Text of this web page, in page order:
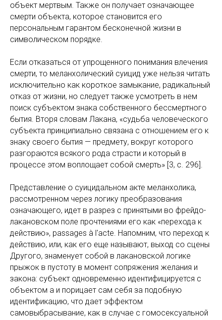
объект мертвым. Также он получает означающее
смерти объекта, которое становится его
персональным гарантом бесконечной жизни в
символическом порядке.
Если отказаться от упрощенного понимания влечения
смерти, то меланхолический суицид уже нельзя читать
исключительно как короткое замыкание, радикальный
отказ от жизни, но следует также усмотреть в нем
поиск субъектом знака собственного бессмертного
бытия. Вторя словам Лакана, «судьба человеческого
субъекта принципиально связана с отношением его к
знаку своего бытия — предмету, вокруг которого
разгораются всякого рода страсти и который в
процессе этом воплощает собой смерть» [3, c. 296].
Представление о суицидальном акте меланхолика,
рассмотренном через логику преобразования
означающего, идет в разрез с принятыми во фрейдо-
лакановском поле прочтениями его как «перехода к
действию», passages à l'acte. Напомним, что переход к
действию, или, как его еще называют, выход со сцены
Другого, знаменует собой в лакановской логике
прыжок в пустоту в момент сопряжения желания и
закона: субъект одновременно идентифицируется с
объектом а и порицает сам себя за подобную
идентификацию, что дает эффектом
самовыбрасывание, как в случае с гомосексуальной